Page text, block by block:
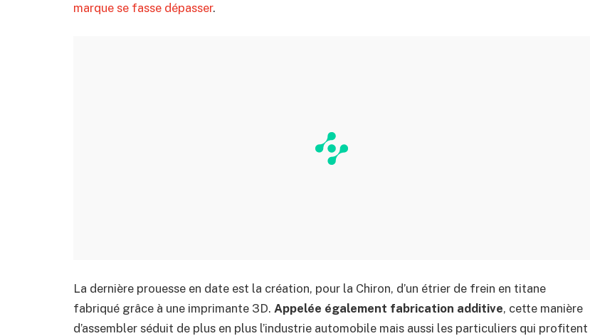
marque se fasse dépasser.
La dernière prouesse en date est la création, pour la Chiron, d’un étrier de frein en titane
fabriqué grâce à une imprimante 3D. Appelée également fabrication additive, cette manière
d’assembler séduit de plus en plus l’industrie automobile mais aussi les particuliers qui profitent